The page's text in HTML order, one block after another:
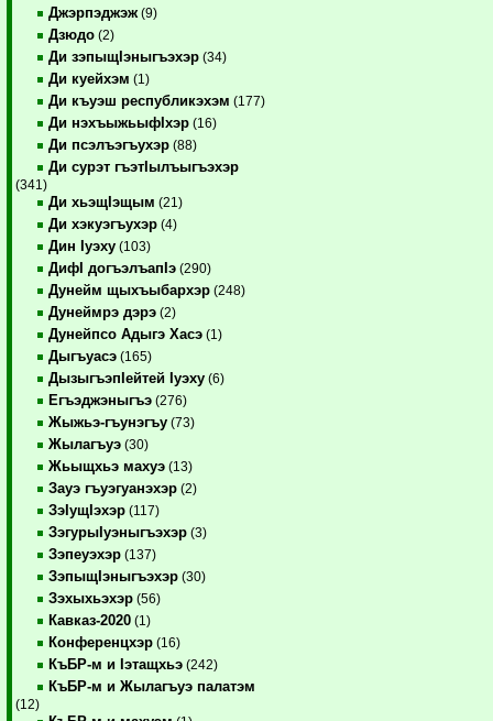
Джэрпэджэж (9)
Дзюдо (2)
Ди зэпыщIэныгъэхэр (34)
Ди куейхэм (1)
Ди къуэш республикэхэм (177)
Ди нэхъыжьыфIхэр (16)
Ди псэлъэгъухэр (88)
Ди сурэт гъэтIылъыгъэхэр
(341)
Ди хьэщIэщым (21)
Ди хэкуэгъухэр (4)
Дин Iуэху (103)
ДифI догъэлъапIэ (290)
Дунейм щыхъыбархэр (248)
Дунеймрэ дэрэ (2)
Дунейпсо Адыгэ Хасэ (1)
Дыгъуасэ (165)
ДызыгъэпIейтей Iуэху (6)
Егъэджэныгъэ (276)
Жыжьэ-гъунэгъу (73)
Жылагъуэ (30)
Жьыщхьэ махуэ (13)
Зауэ гъуэгуанэхэр (2)
ЗэIущIэхэр (117)
ЗэгурыIуэныгъэхэр (3)
Зэпеуэхэр (137)
ЗэпыщIэныгъэхэр (30)
Зэхыхьэхэр (56)
Кавказ-2020 (1)
Конференцхэр (16)
КъБР-м и Iэтащхьэ (242)
КъБР-м и Жылагъуэ палатэм
(12)